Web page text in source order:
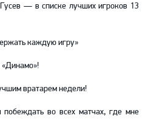
— в списке лучших игроков 13
каждую игру»
«Динамо»!
вратарем недели!
во всех матчах, где мне